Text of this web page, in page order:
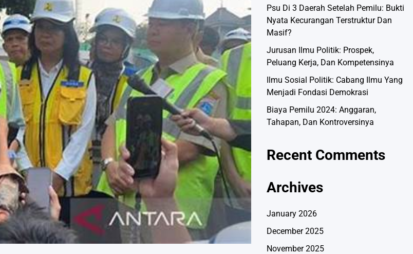
Psu Di 3 Daerah Setelah Pemilu: Bukti
Nyata Kecurangan Terstruktur Dan
Masif?
Jurusan Ilmu Politik: Prospek,
Peluang Kerja, Dan Kompetensinya
Ilmu Sosial Politik: Cabang Ilmu Yang
Menjadi Fondasi Demokrasi
Biaya Pemilu 2024: Anggaran,
Tahapan, Dan Kontroversinya
Recent Comments
Archives
January 2026
December 2025
November 2025